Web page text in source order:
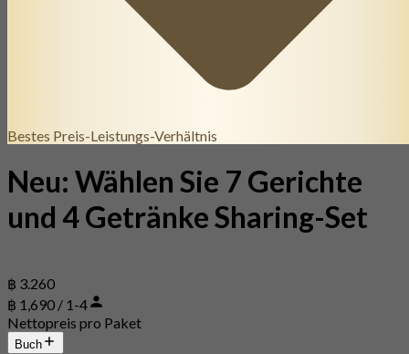
Bestes Preis-Leistungs-Verhältnis
Neu: Wählen Sie 7 Gerichte
und 4 Getränke Sharing-Set
฿ 3.260
฿ 1,690 / 1-4
Nettopreis pro Paket
Buch